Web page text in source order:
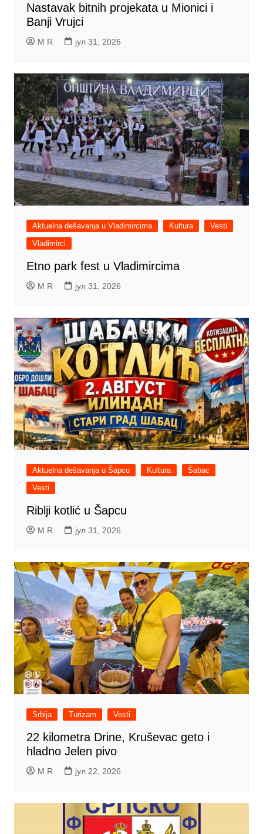
Nastavak bitnih projekata u Mionici i
Banji Vrujci
M R јул 31, 2026
Aktuelna dešavanja u Vladimircima Kultura
Vesti
Vladimirci
Etno park fest u Vladimircima
M R јул 31, 2026
Aktuelna dešavanja u Šapcu Kultura
Šabac
Vesti
Riblji kotlić u Šapcu
M R јул 31, 2026
Srbija Turizam Vesti
22 kilometra Drine, Kruševac geto i
hladno Jelen pivo
M R јул 22, 2026